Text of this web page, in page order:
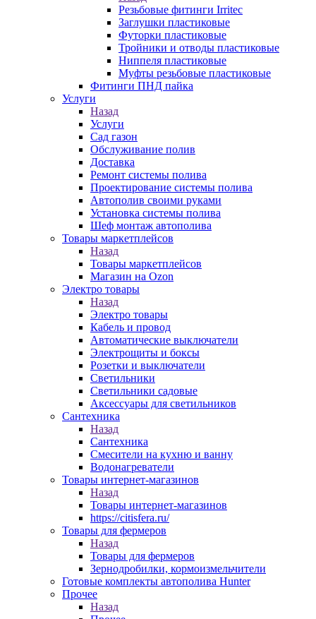
Резьбовые фитинги Irritec
Заглушки пластиковые
Футорки пластиковые
Тройники и отводы пластиковые
Ниппеля пластиковые
Муфты резьбовые пластиковые
Фитинги ПНД пайка
Услуги
Назад
Услуги
Сад газон
Обслуживание полив
Доставка
Ремонт системы полива
Проектирование системы полива
Автополив своими руками
Установка системы полива
Шеф монтаж автополива
Товары маркетплейсов
Назад
Товары маркетплейсов
Магазин на Ozon
Электро товары
Назад
Электро товары
Кабель и провод
Автоматические выключатели
Электрощиты и боксы
Розетки и выключатели
Светильники
Светильники садовые
Аксессуары для светильников
Сантехника
Назад
Сантехника
Смесители на кухню и ванну
Водонагреватели
Товары интернет-магазинов
Назад
Товары интернет-магазинов
https://citisfera.ru/
Товары для фермеров
Назад
Товары для фермеров
Зернодробилки, кормоизмельчители
Готовые комплекты автополива Hunter
Прочее
Назад